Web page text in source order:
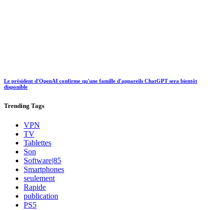
Le président d'OpenAI confirme qu'une famille d'appareils ChatGPT sera bientôt
disponible
Trending Tags
VPN
TV
Tablettes
Son
Software|85
Smartphones
seulement
Rapide
publication
PS5